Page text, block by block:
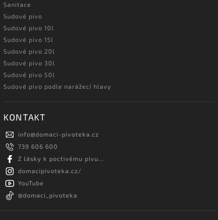
Sanitace
Sudové pivo
Sudové pivo 10l
Sudové pivo 15l
Sudové pivo 20l
Sudové pivo 30l
Sudové pivo 50l
Sudové pivo podle narážecí hlavy
KONTAKT
info@domaci-pivoteka.cz
739 606 600
Z lásky k poctivému pivu...
domacipivoteka.cz/
YouTube
@domaci_pivoteka